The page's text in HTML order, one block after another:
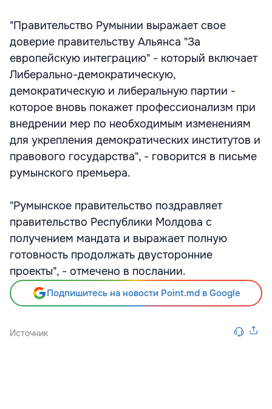
"Правительство Румынии выражает свое
доверие правительству Альянса "За
европейскую интеграцию" - который включает
Либерально-демократическую,
демократическую и либеральную партии -
которое вновь покажет профессионализм при
внедрении мер по необходимым изменениям
для укрепления демократических институтов и
правового государства", - говорится в письме
румынского премьера.
"Румынское правительство поздравляет
правительство Республики Молдова с
получением мандата и выражает полную
готовность продолжать двусторонние
проекты", - отмечено в послании.
Подпишитесь на новости Point.md в Google
Источник